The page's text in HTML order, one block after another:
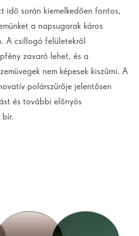
idő során kiemelkedően fontos,
a napsugarak káros
A csillogó felületekről
zavaró lehet, és a
nem képesek kiszűrni. A
polárszűrője jelentősen
és további előnyös